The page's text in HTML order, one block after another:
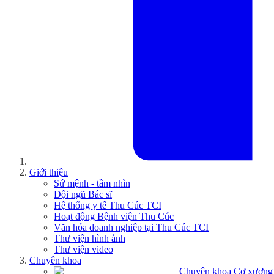
Giới thiệu
Sứ mệnh - tầm nhìn
Đội ngũ Bác sĩ
Hệ thống y tế Thu Cúc TCI
Hoạt động Bệnh viện Thu Cúc
Văn hóa doanh nghiệp tại Thu Cúc TCI
Thư viện hình ảnh
Thư viện video
Chuyên khoa
Chuyên khoa Cơ